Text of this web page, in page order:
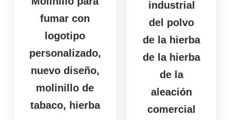
fumar con
logotipo
personalizado,
nuevo diseño,
molinillo de
tabaco, hierba
industrial
del polvo
de la hierba
de la hierba
de la
aleación
comercial